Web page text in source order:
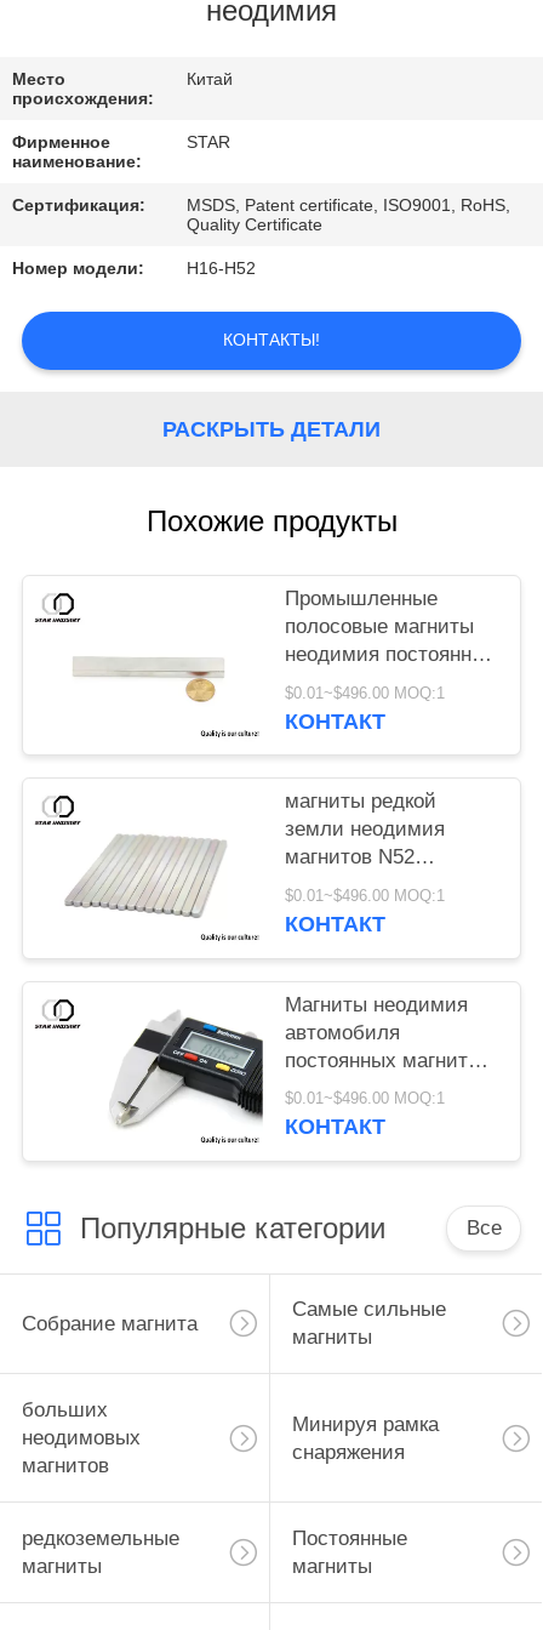
СВЯЖИТЕСЬ
МЫ
НОВОСТИ
СЛУЧАИ
неодимия
Место
происхождения:
Китай
Фирменное
наименование:
STAR
Сертификация:
MSDS, Patent certificate, ISO9001, RoHS,
Quality Certificate
Номер модели: Н16-Н52
КОНТАКТЫ!
РАСКРЫТЬ ДЕТАЛИ
Похожие продукты
Промышленные
полосовые магниты
неодимия постоянных
магнитов неодимия
сильные
$0.01~$496.00 MOQ:1
КОНТАКТ
магниты редкой
земли неодимия
магнитов N52
20x5x2mm Ndfeb
постоянные сильные
$0.01~$496.00 MOQ:1
КОНТАКТ
Магниты неодимия
автомобиля
постоянных магнитов
неодимия высокой
точности крошечные
$0.01~$496.00 MOQ:1
КОНТАКТ
Популярные категории Все
Собрание магнита
Самые сильные
магниты
больших
неодимовых
магнитов
Минируя рамка
снаряжения
редкоземельные
магниты
Постоянные
магниты